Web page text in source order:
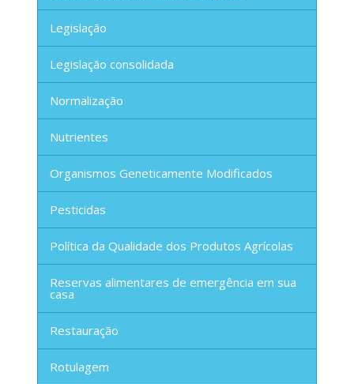
Legislação
Legislação consolidada
Normalização
Nutrientes
Organismos Geneticamente Modificados
Pesticidas
Política da Qualidade dos Produtos Agrícolas
Reservas alimentares de emergência em sua
casa
Restauração
Rotulagem